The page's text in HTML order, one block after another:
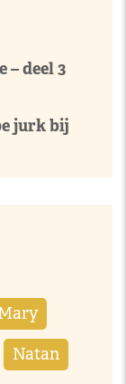
– deel 3
jurk bij
Natan